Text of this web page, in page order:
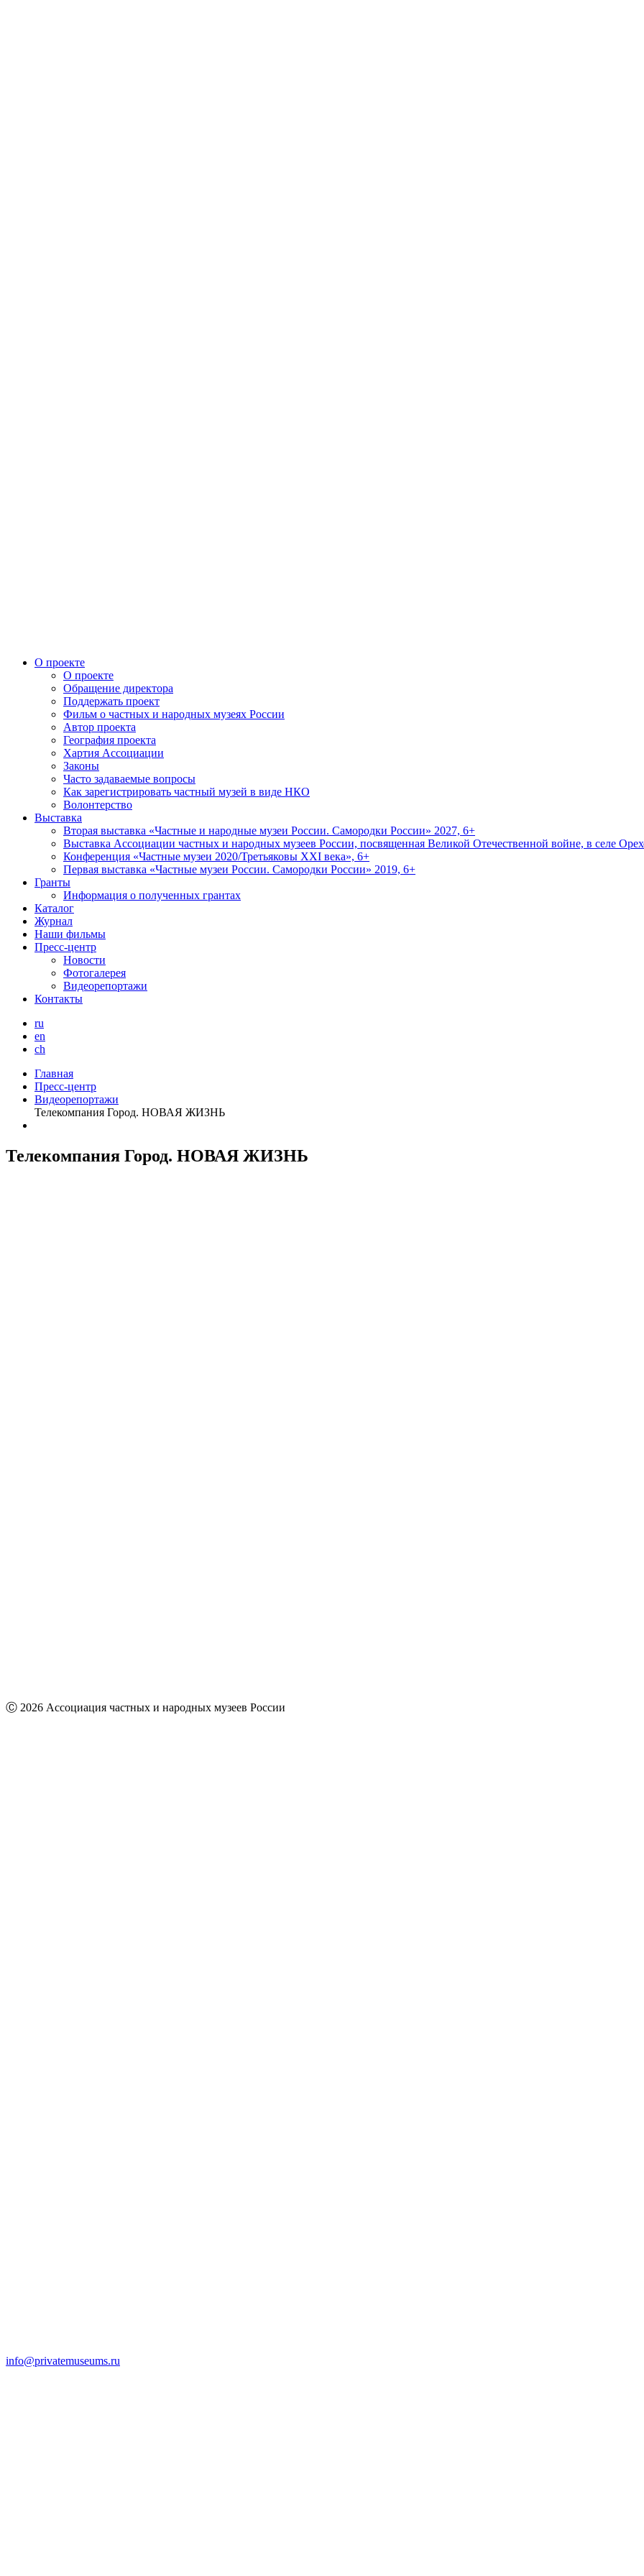
О проекте
О проекте
Обращение директора
Поддержать проект
Фильм о частных и народных музеях России
Автор проекта
География проекта
Хартия Ассоциации
Законы
Часто задаваемые вопросы
Как зарегистрировать частный музей в виде НКО
Волонтерство
Выставка
Вторая выставка «Частные и народные музеи России. Самородки России» 2027, 6+
Выставка Ассоциации частных и народных музеев России, посвященная Великой Отечественной войне, в селе
Конференция «Частные музеи 2020/Третьяковы XXI века», 6+
Первая выставка «Частные музеи России. Самородки России» 2019, 6+
Гранты
Информация о полученных грантах
Каталог
Журнал
Наши фильмы
Пресс-центр
Новости
Фотогалерея
Видеорепортажи
Контакты
ru
en
ch
Главная
Пресс-центр
Видеорепортажи
Телекомпания Город. НОВАЯ ЖИЗНЬ
Телекомпания Город. НОВАЯ ЖИЗНЬ
Ⓒ 2026 Ассоциация частных и народных музеев России
info@privatemuseums.ru